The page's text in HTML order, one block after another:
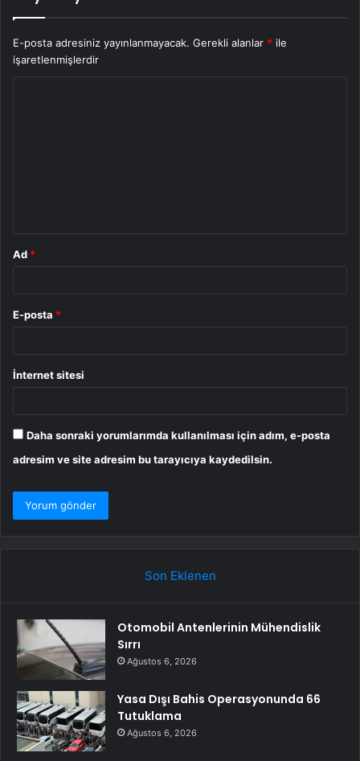
E-posta adresiniz yayınlanmayacak. Gerekli alanlar * ile
işaretlenmişlerdir
Ad *
E-posta *
İnternet sitesi
Daha sonraki yorumlarımda kullanılması için adım, e-posta
adresim ve site adresim bu tarayıcıya kaydedilsin.
Son Eklenen
Otomobil Antenlerinin Mühendislik
Sırrı
Ağustos 6, 2026
Yasa Dışı Bahis Operasyonunda 66
Tutuklama
Ağustos 6, 2026